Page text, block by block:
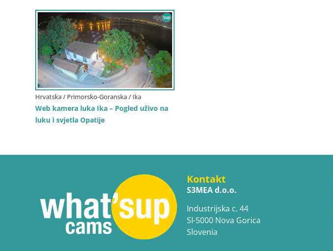
Hrvatska / Primorsko-Goranska / Ika
Web kamera luka Ika – Pogled uživo na
luku i svjetla Opatije
Kontakt
S3MEA d.o.o.
Industrijska c. 44
SI-5000 Nova Gorica
Slovenia